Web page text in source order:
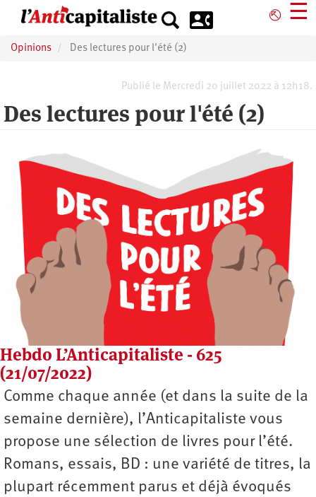
principal
⎋ ☰
Opinions Des lectures pour l'été (2)
Publié le Mercredi 20 juillet 2022 à 12h18.
Des lectures pour l'été (2)
Hebdo L’Anticapitaliste - 625
(21/07/2022)
Comme chaque année (et dans la suite de la
semaine dernière), l’Anticapitaliste vous
propose une sélection de livres pour l’été.
Romans, essais, BD : une variété de titres, la
plupart récemment parus et déjà évoqués